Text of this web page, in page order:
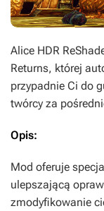
Alice HDR
Returns, której
przypadnie Ci do
twórcy za
Opis:
Mod oferuje
ulepszającą
zmodyfikowanie